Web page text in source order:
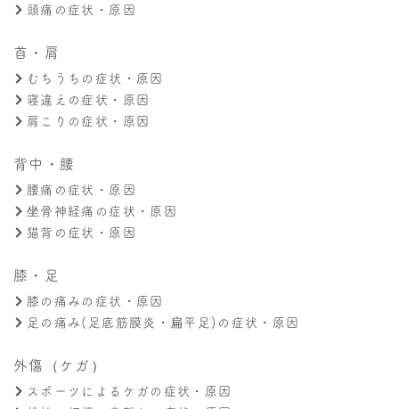
頭痛の症状・原因
首・肩
むちうちの症状・原因
寝違えの症状・原因
肩こりの症状・原因
背中・腰
腰痛の症状・原因
坐骨神経痛の症状・原因
猫背の症状・原因
膝・足
膝の痛みの症状・原因
足の痛み(足底筋膜炎・扁平足)の症状・原因
外傷（ケガ）
スポーツによるケガの症状・原因